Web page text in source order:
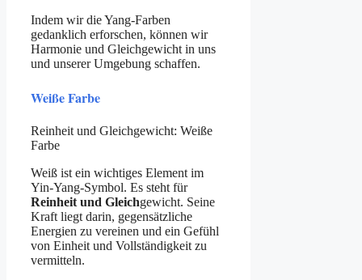
Indem wir die Yang-Farben
gedanklich erforschen, können wir
Harmonie und Gleichgewicht in uns
und unserer Umgebung schaffen.
Weiße Farbe
Reinheit und Gleichgewicht: Weiße
Farbe
Weiß ist ein wichtiges Element im
Yin-Yang-Symbol. Es steht für
Reinheit und Gleichgewicht. Seine
Kraft liegt darin, gegensätzliche
Energien zu vereinen und ein Gefühl
von Einheit und Vollständigkeit zu
vermitteln.